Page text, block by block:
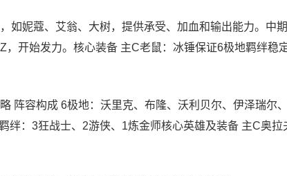
如妮蔻、艾翁、大树，提供承受、加血和输出能力。中
，开始发力。核心装备 主C老鼠：冰锤保证6极地羁绊稳
阵容构成 6极地：沃里克、布隆、沃利贝尔、伊泽瑞尔
绊：3狂战士、2游侠、1炼金师核心英雄及装备 主C奥